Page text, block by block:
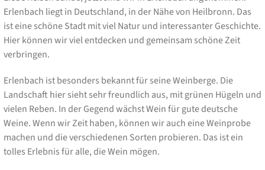
Erlenbach liegt in Deutschland, in der Nähe von Heilbronn. Das
ist eine schöne Stadt mit viel Natur und interessanter Geschichte.
Hier können wir viel entdecken und gemeinsam schöne Zeit
verbringen.
Erlenbach ist besonders bekannt für seine Weinberge. Die
Landschaft hier sieht sehr freundlich aus, mit grünen Hügeln und
vielen Reben. In der Gegend wächst Wein für gute deutsche
Weine. Wenn wir Zeit haben, können wir auch eine Weinprobe
machen und die verschiedenen Sorten probieren. Das ist ein
tolles Erlebnis für alle, die Wein mögen.